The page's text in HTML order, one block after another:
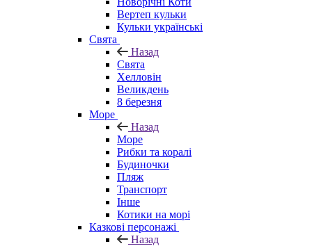
Вертеп кульки
Кульки українські
Свята
Назад
Свята
Хелловін
Великдень
8 березня
Море
Назад
Море
Рибки та коралі
Будиночки
Пляж
Транспорт
Інше
Котики на морі
Казкові персонажі
Назад